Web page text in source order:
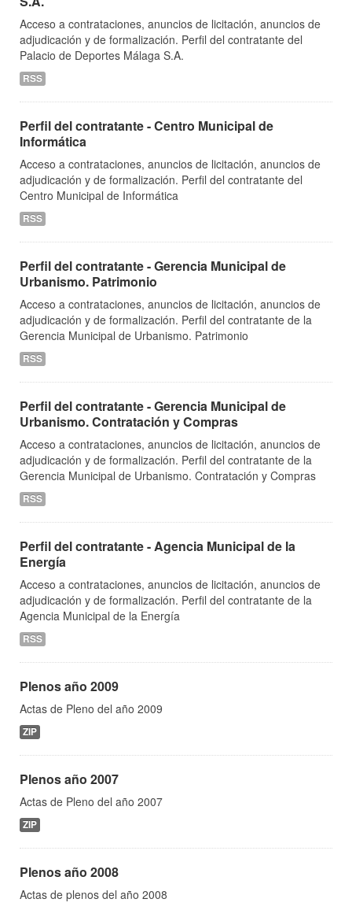
Acceso a contrataciones, anuncios de licitación, anuncios de
adjudicación y de formalización. Perfil del contratante del
Palacio de Deportes Málaga S.A.
RSS
Perfil del contratante - Centro Municipal de
Informática
Acceso a contrataciones, anuncios de licitación, anuncios de
adjudicación y de formalización. Perfil del contratante del
Centro Municipal de Informática
RSS
Perfil del contratante - Gerencia Municipal de
Urbanismo. Patrimonio
Acceso a contrataciones, anuncios de licitación, anuncios de
adjudicación y de formalización. Perfil del contratante de la
Gerencia Municipal de Urbanismo. Patrimonio
RSS
Perfil del contratante - Gerencia Municipal de
Urbanismo. Contratación y Compras
Acceso a contrataciones, anuncios de licitación, anuncios de
adjudicación y de formalización. Perfil del contratante de la
Gerencia Municipal de Urbanismo. Contratación y Compras
RSS
Perfil del contratante - Agencia Municipal de la
Energía
Acceso a contrataciones, anuncios de licitación, anuncios de
adjudicación y de formalización. Perfil del contratante de la
Agencia Municipal de la Energía
RSS
Plenos año 2009
Actas de Pleno del año 2009
ZIP
Plenos año 2007
Actas de Pleno del año 2007
ZIP
Plenos año 2008
Actas de plenos del año 2008